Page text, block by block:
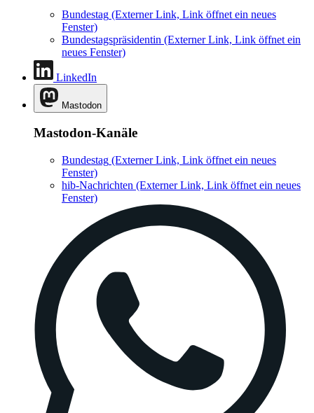
Bundestag (Externer Link, Link öffnet ein neues
Fenster)
Bundestagspräsidentin (Externer Link, Link öffnet ein
neues Fenster)
LinkedIn
Mastodon
Mastodon-Kanäle
Bundestag (Externer Link, Link öffnet ein neues
Fenster)
hib-Nachrichten (Externer Link, Link öffnet ein neues
Fenster)